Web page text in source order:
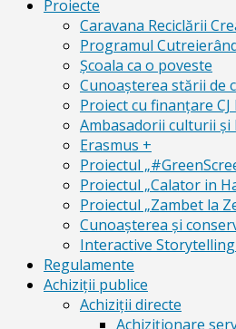
Proiecte
Caravana Reciclării
Programul
Școala ca o poveste
Cunoaşterea stării de
Proiect cu finanţare
Ambasadorii culturii și
Erasmus +
Proiectul
Proiectul „Calator in
Proiectul „Zambet la
Cunoașterea și
Interactive
Regulamente
Achiziții publice
Achiziții directe
Achiziționare